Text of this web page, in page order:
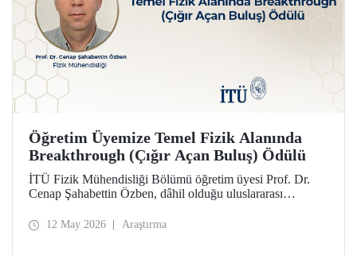
Öğretim Üyemize Temel Fizik Alanında
Breakthrough (Çığır Açan Buluş) Ödülü
İTÜ Fizik Mühendisliği Bölümü öğretim üyesi Prof. Dr.
Cenap Şahabettin Özben, dâhil olduğu uluslararası
Breakthrough (Çığır Açan Buluş) Ödülü’ne layık görüldü.
12 May 2026 Araştırma